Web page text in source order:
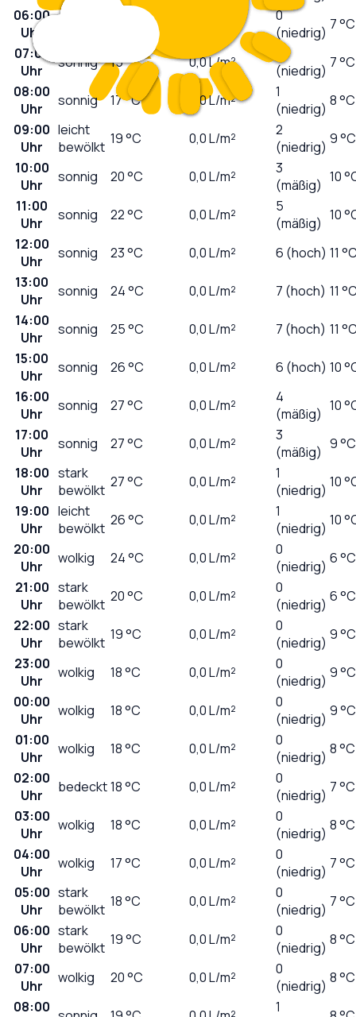
06:00
Uhr
0
(niedrig) 7 °C
07:00
Uhr
sonnig 15°C 0,0L/m²
(niedrig) 7 °C
08:00
Uhr
sonnig 17°C 0,0L/m²
1
(niedrig) 8 °C
09:00
Uhr
leicht
bewölkt 19°C 0,0L/m²
2
(niedrig) 9 °C
10:00
Uhr
sonnig 20°C 0,0L/m²
3
(mäßig) 10
11:00
Uhr
sonnig 22°C 0,0L/m²
5
(mäßig) 10
12:00
Uhr
sonnig 23°C 0,0L/m² 6 (hoch) 11
13:00
Uhr
sonnig 24°C 0,0L/m² 7 (hoch) 11
14:00
Uhr
sonnig 25°C 0,0L/m² 7 (hoch) 11
15:00
Uhr
sonnig 26°C 0,0L/m² 6 (hoch) 10
16:00
Uhr
sonnig 27°C 0,0L/m²
4
(mäßig) 10
17:00
Uhr
sonnig 27°C 0,0L/m²
3
(mäßig) 9 °C
18:00
Uhr
stark
bewölkt 27°C 0,0L/m²
1
(niedrig) 10
19:00
Uhr
leicht
bewölkt 26°C 0,0L/m²
1
(niedrig) 10
20:00
Uhr
wolkig 24°C 0,0L/m²
0
(niedrig) 6 °C
21:00
Uhr
stark
bewölkt 20°C 0,0L/m²
0
(niedrig) 6 °C
22:00
Uhr
stark
bewölkt 19°C 0,0L/m²
0
(niedrig) 9 °C
23:00
Uhr
wolkig 18°C 0,0L/m²
0
(niedrig) 9 °C
00:00
Uhr
wolkig 18°C 0,0L/m²
0
(niedrig) 9 °C
01:00
Uhr
wolkig 18°C 0,0L/m²
0
(niedrig) 8 °C
02:00
Uhr
bedeckt18°C 0,0L/m²
0
(niedrig) 7 °C
03:00
Uhr
wolkig 18°C 0,0L/m²
0
(niedrig) 8 °C
04:00
Uhr
wolkig 17°C 0,0L/m²
0
(niedrig) 7 °C
05:00
Uhr
stark
bewölkt 18°C 0,0L/m²
0
(niedrig) 7 °C
06:00
Uhr
stark
bewölkt 19°C 0,0L/m²
0
(niedrig) 8 °C
07:00
Uhr
wolkig 20°C 0,0L/m²
0
(niedrig) 8 °C
08:00
1